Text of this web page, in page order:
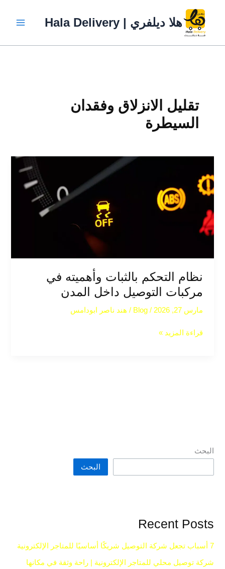
المحتوى
هلا ديلفري | Hala Delivery
تقليل الانزلاق وفقدان
السيطرة
نظام التحكم بالثبات وأهميته في
مركبات التوصيل داخل المدن
مارس 27, 2026 /
Blog
/ هند ناصر ابودامس
التحكم
بالثبات
وأهميته
مركبات
التوصيل
المدن
قراءة المزيد »
البحث
البحث
Recent Posts
7 أسباب تجعل شركة التوصيل شريكًا أساسيًا للمتاجر الإلكترونية
شركة توصيل محلي للمتاجر الإلكترونية | راحة وثقة في مكانها